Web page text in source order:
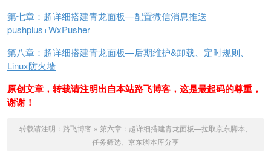
第七章：超详细搭建青龙面板—配置微信消息推送
pushplus+WxPusher
第八章：超详细搭建青龙面板—后期维护&卸载、定时规则、
Linux防火墙
原创文章，转载请注明出自本站路飞博客，这是最起码的尊重，
谢谢！
转载请注明： 路飞博客 » 第六章：超详细搭建青龙面板—拉取京东脚本、
任务筛选、京东脚本库分享